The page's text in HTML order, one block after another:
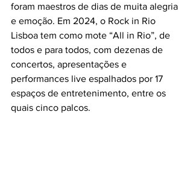
foram maestros de dias de muita alegria
e emoção. Em 2024, o Rock in Rio
Lisboa tem como mote “All in Rio”, de
todos e para todos, com dezenas de
concertos, apresentações e
performances live espalhados por 17
espaços de entretenimento, entre os
quais cinco palcos.